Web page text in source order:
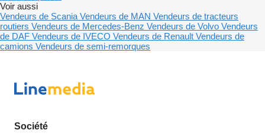
Voir aussi
Vendeurs de Scania Vendeurs de MAN Vendeurs de tracteurs
routiers Vendeurs de Mercedes-Benz Vendeurs de Volvo Vendeurs
de DAF Vendeurs de IVECO Vendeurs de Renault Vendeurs de
camions Vendeurs de semi-remorques
Société